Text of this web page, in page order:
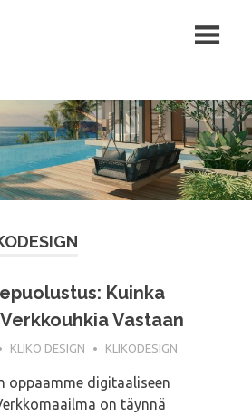
Kuinka
Vastaan
KLIKO DESIGN KLIKODESIGN
oppaamme digitaaliseen
on täynnä